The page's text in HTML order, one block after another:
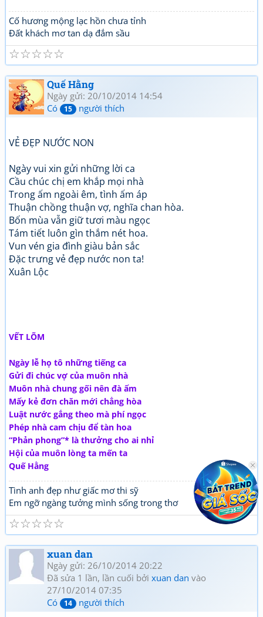
Cố hương mộng lạc hồn chưa tỉnh
Đất khách mơ tan dạ đắm sầu
☆
☆
☆
☆
☆
Quế Hằng
Ngày gửi: 20/10/2014 14:54
Có
15 người thích
VẺ ĐẸP NƯỚC NON
Ngày vui xin gửi những lời ca
Cầu chúc chị em khắp mọi nhà
Trong ấm ngoài êm, tình ấm áp
Thuận chồng thuận vợ, nghĩa chan hòa.
Bốn mùa vẫn giữ tươi màu ngọc
Tám tiết luôn gìn thắm nét hoa.
Vun vén gia đình giàu bản sắc
Đặc trưng vẻ đẹp nước non ta!
Xuân Lộc
VẾT LÕM
Ngày lễ họ tô những tiếng ca
Gửi đi chúc vợ của muôn nhà
Muôn nhà chung gối nên đà ấm
Mấy kẻ đơn chăn mới chẳng hòa
Luật nước gắng theo mà phí ngọc
Phép nhà cam chịu để tàn hoa
“Phản phong”* là thưởng cho ai nhỉ
Hội của muôn lòng ta mến ta
Quế Hằng
Tình anh đẹp như giấc mơ thi sỹ
Em ngỡ ngàng tưởng mình sống trong thơ
☆
☆
☆
☆
☆
xuan dan
Ngày gửi: 26/10/2014 20:22
Đã sửa 1 lần, lần cuối bởi xuan dan vào
27/10/2014 07:35
Có
14 người thích